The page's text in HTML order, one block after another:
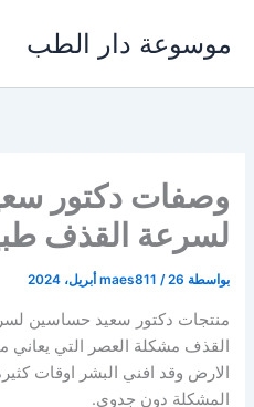
المحتوى
موسوعة دار الطب
وصفات دكتور
لسرعة القذف
بواسطة maes811 /26 أبريل، 2024
منتجات دكتور سعيد حساسين
القذف مشكلة العصر التي يعاني
الارض وقد افني البشر اوقات
المشكلة دون جدوى.